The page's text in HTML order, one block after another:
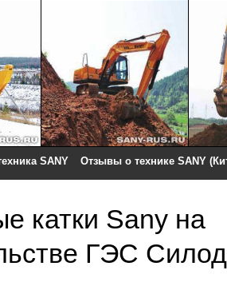
SANY Отзывы о технике SANY
катки Sany на
ГЭС